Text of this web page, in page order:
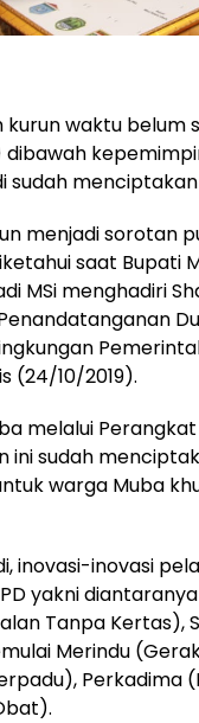
waktu belum
sudah
menjadi sorotan
saat Bupati
MSi menghadiri
(24/10/2019).
melalui
ini sudah
warga Muba
inovasi-inovasi
yakni
Tanpa
Merindu
Perkadima